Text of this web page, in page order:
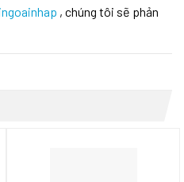
, chúng tôi sẽ phản